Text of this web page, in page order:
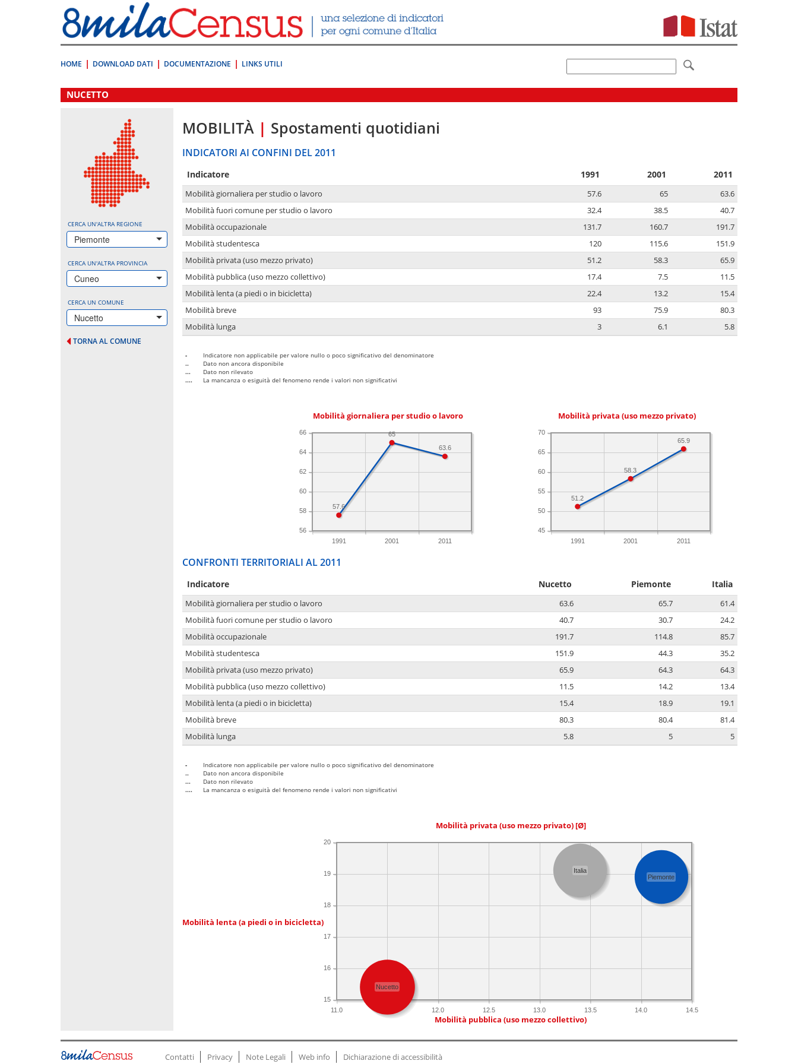
direttamente
a:
Contenuto
HOME DOWNLOAD DATI DOCUMENTAZIONE LINKS UTILI
.
NUCETTO
CERCA UN'ALTRA REGIONE
Piemonte
CERCA UN'ALTRA PROVINCIA
Cuneo
CERCA UN COMUNE
Nucetto
TORNA AL COMUNE
MOBILITÀ | Spostamenti quotidiani
INDICATORI AI CONFINI DEL 2011
Indicatore 1991 2001 2011
Mobilità giornaliera per studio o lavoro 57.6 65
63.6
Mobilità fuori comune per studio o lavoro
32.4 38.5
40.7
Mobilità occupazionale
131.7 160.7
191.7
Mobilità studentesca
120 115.6
151.9
Mobilità privata (uso mezzo privato)
51.2 58.3
65.9
Mobilità pubblica (uso mezzo collettivo)
17.4 7.5
11.5
Mobilità lenta (a piedi o in bicicletta)
22.4 13.2
15.4
Mobilità breve
93 75.9
80.3
Mobilità lunga
3 6.1 5.8
-
Indicatore non applicabile per valore nullo o poco significativo del denominatore
..
Dato non ancora disponibile
...
Dato non rilevato
....
La mancanza o esiguità del fenomeno rende i valori non significativi
Mobilità giornaliera per studio o lavoro
1991 2001 2011
56
58
60
62
64
66
63.6
65
57.6
Mobilità privata (uso mezzo privato)
1991 2001 2011
45
50
55
60
65
70
65.9
58.3
51.2
CONFRONTI TERRITORIALI AL 2011
Indicatore Nucetto Piemonte Italia
Mobilità giornaliera per studio o lavoro 63.6 65.7
61.4
Mobilità fuori comune per studio o lavoro
40.7 30.7
24.2
Mobilità occupazionale
191.7 114.8
85.7
Mobilità studentesca
151.9 44.3
35.2
Mobilità privata (uso mezzo privato)
65.9 64.3
64.3
Mobilità pubblica (uso mezzo collettivo)
11.5 14.2
13.4
Mobilità lenta (a piedi o in bicicletta)
15.4 18.9
19.1
Mobilità breve
80.3 80.4
81.4
Mobilità lunga
5.8 5 5
-
Indicatore non applicabile per valore nullo o poco significativo del denominatore
..
Dato non ancora disponibile
...
Dato non rilevato
....
La mancanza o esiguità del fenomeno rende i valori non significativi
Mobilità privata (uso mezzo privato) [Ø]
Mobilità lenta (a piedi o in bicicletta)
11.0 12.0 12.5 13.0 13.5 14.0 14.5
15
16
17
18
19
20
Nucetto
Piemonte
Italia
Mobilità pubblica (uso mezzo collettivo)
Contatti Privacy Note Legali Web info Dichiarazione di accessibilità